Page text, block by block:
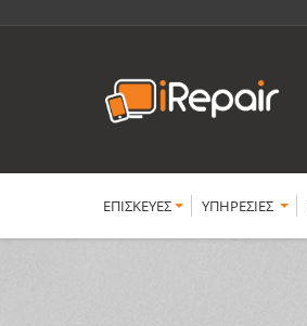
ΕΠΙΣΚΕΥΕΣ YΠΗΡΕΣΙΕΣ